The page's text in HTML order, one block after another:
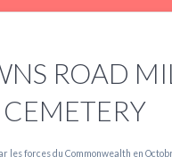
ROAD
CEMETERY
les forces du Commonwealth en